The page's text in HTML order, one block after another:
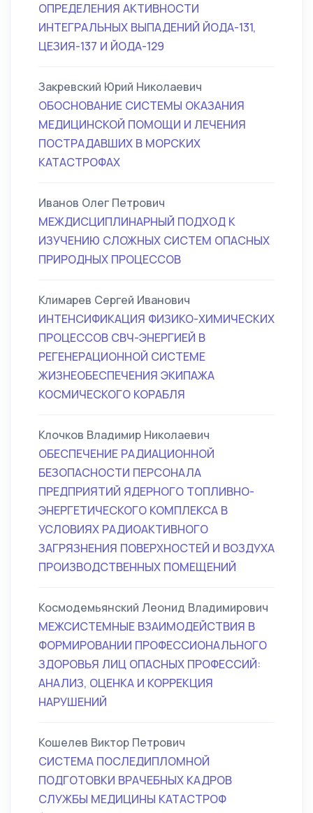
ОПРЕДЕЛЕНИЯ АКТИВНОСТИ
ИНТЕГРАЛЬНЫХ ВЫПАДЕНИЙ ЙОДА-131,
ЦЕЗИЯ-137 И ЙОДА-129
Закревский Юрий Николаевич
ОБОСНОВАНИЕ СИСТЕМЫ ОКАЗАНИЯ
МЕДИЦИНСКОЙ ПОМОЩИ И ЛЕЧЕНИЯ
ПОСТРАДАВШИХ В МОРСКИХ
КАТАСТРОФАХ
Иванов Олег Петрович
МЕЖДИСЦИПЛИНАРНЫЙ ПОДХОД К
ИЗУЧЕНИЮ СЛОЖНЫХ СИСТЕМ ОПАСНЫХ
ПРИРОДНЫХ ПРОЦЕССОВ
Климарев Сергей Иванович
ИНТЕНСИФИКАЦИЯ ФИЗИКО-ХИМИЧЕСКИХ
ПРОЦЕССОВ СВЧ-ЭНЕРГИЕЙ В
РЕГЕНЕРАЦИОННОЙ СИСТЕМЕ
ЖИЗНЕОБЕСПЕЧЕНИЯ ЭКИПАЖА
КОСМИЧЕСКОГО КОРАБЛЯ
Клочков Владимир Николаевич
ОБЕСПЕЧЕНИЕ РАДИАЦИОННОЙ
БЕЗОПАСНОСТИ ПЕРСОНАЛА
ПРЕДПРИЯТИЙ ЯДЕРНОГО ТОПЛИВНО-
ЭНЕРГЕТИЧЕСКОГО КОМПЛЕКСА В
УСЛОВИЯХ РАДИОАКТИВНОГО
ЗАГРЯЗНЕНИЯ ПОВЕРХНОСТЕЙ И ВОЗДУХА
ПРОИЗВОДСТВЕННЫХ ПОМЕЩЕНИЙ
Космодемьянский Леонид Владимирович
МЕЖСИСТЕМНЫЕ ВЗАИМОДЕЙСТВИЯ В
ФОРМИРОВАНИИ ПРОФЕССИОНАЛЬНОГО
ЗДОРОВЬЯ ЛИЦ ОПАСНЫХ ПРОФЕССИЙ:
АНАЛИЗ, ОЦЕНКА И КОРРЕКЦИЯ
НАРУШЕНИЙ
Кошелев Виктор Петрович
СИСТЕМА ПОСЛЕДИПЛОМНОЙ
ПОДГОТОВКИ ВРАЧЕБНЫХ КАДРОВ
СЛУЖБЫ МЕДИЦИНЫ КАТАСТРОФ